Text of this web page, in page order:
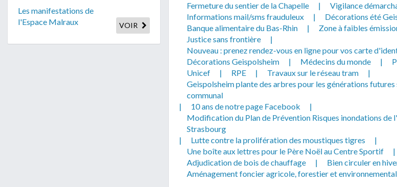
Fermeture du sentier de la Chapelle
| Vigilance
Informations mail/sms frauduleux
| Décorations été
Banque alimentaire du Bas-Rhin
| Zone à faibles
Justice sans frontière
|
Nouveau : prenez rendez-vous en ligne pour vos carte
Décorations Geispolsheim
| Médecins du monde |
Unicef
| RPE | Travaux sur le réseau tram
|
Geispolsheim plante des arbres pour les générations futures
communal
|
10 ans de notre page Facebook
|
Modification du Plan de Prévention Risques inondations de
Strasbourg
|
Lutte contre la prolifération des moustiques tigres
|
Une boîte aux lettres pour le Père Noël au Centre Sportif
|
Adjudication de bois de chauffage
| Bien circuler en
Aménagement foncier agricole, forestier et
Les manifestations de
l'Espace Malraux
VOIR